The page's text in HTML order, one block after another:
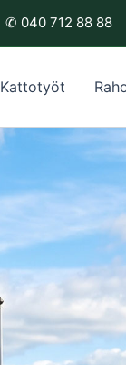
✆ 040 712 88 88
Kattotyöt